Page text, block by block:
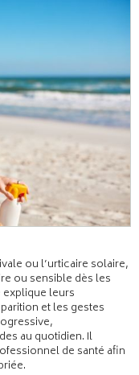
ou l’urticaire solaire,
ou sensible dès les
leurs
et les gestes
au quotidien. Il
de santé afin